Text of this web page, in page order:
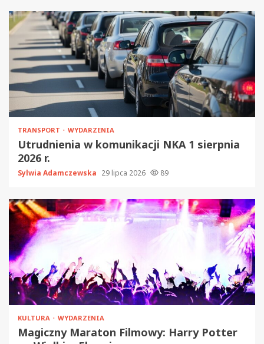
TRANSPORT WYDARZENIA
Utrudnienia w komunikacji NKA 1 sierpnia
2026 r.
Sylwia Adamczewska 29 lipca 2026 89
KULTURA WYDARZENIA
Magiczny Maraton Filmowy: Harry Potter